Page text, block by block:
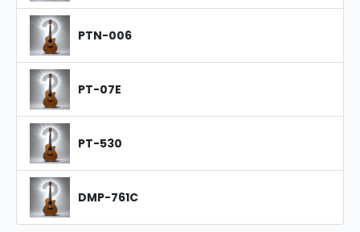
PTN-006
PT-07E
PT-530
DMP-761C